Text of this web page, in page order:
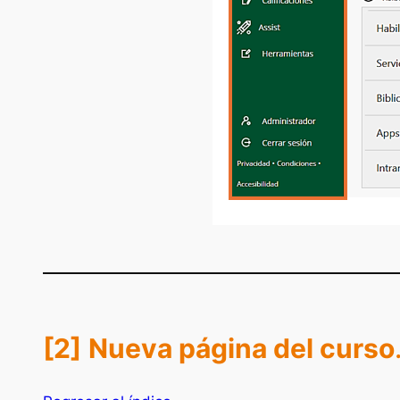
[2] Nueva página del curso